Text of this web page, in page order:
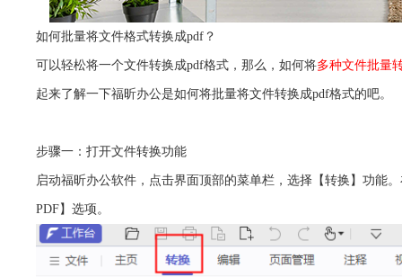
如何批量将文件格式转换成pdf？
可以轻松将一个文件转换成pdf格式，那么，如何将多种文件批量
起来了解一下福昕办公是如何将批量将文件转换成pdf格式的吧。
步骤一：打开文件转换功能
启动福昕办公软件，点击界面顶部的菜单栏，选择【转换】功能
PDF】选项。